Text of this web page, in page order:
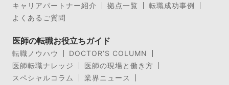
キャリアパートナー紹介
拠点一覧
転職成功事例
よくあるご質問
医師の転職お役立ちガイド
転職ノウハウ
DOCTOR’S COLUMN
医師転職ナレッジ
医師の現場と働き方
スペシャルコラム
業界ニュース